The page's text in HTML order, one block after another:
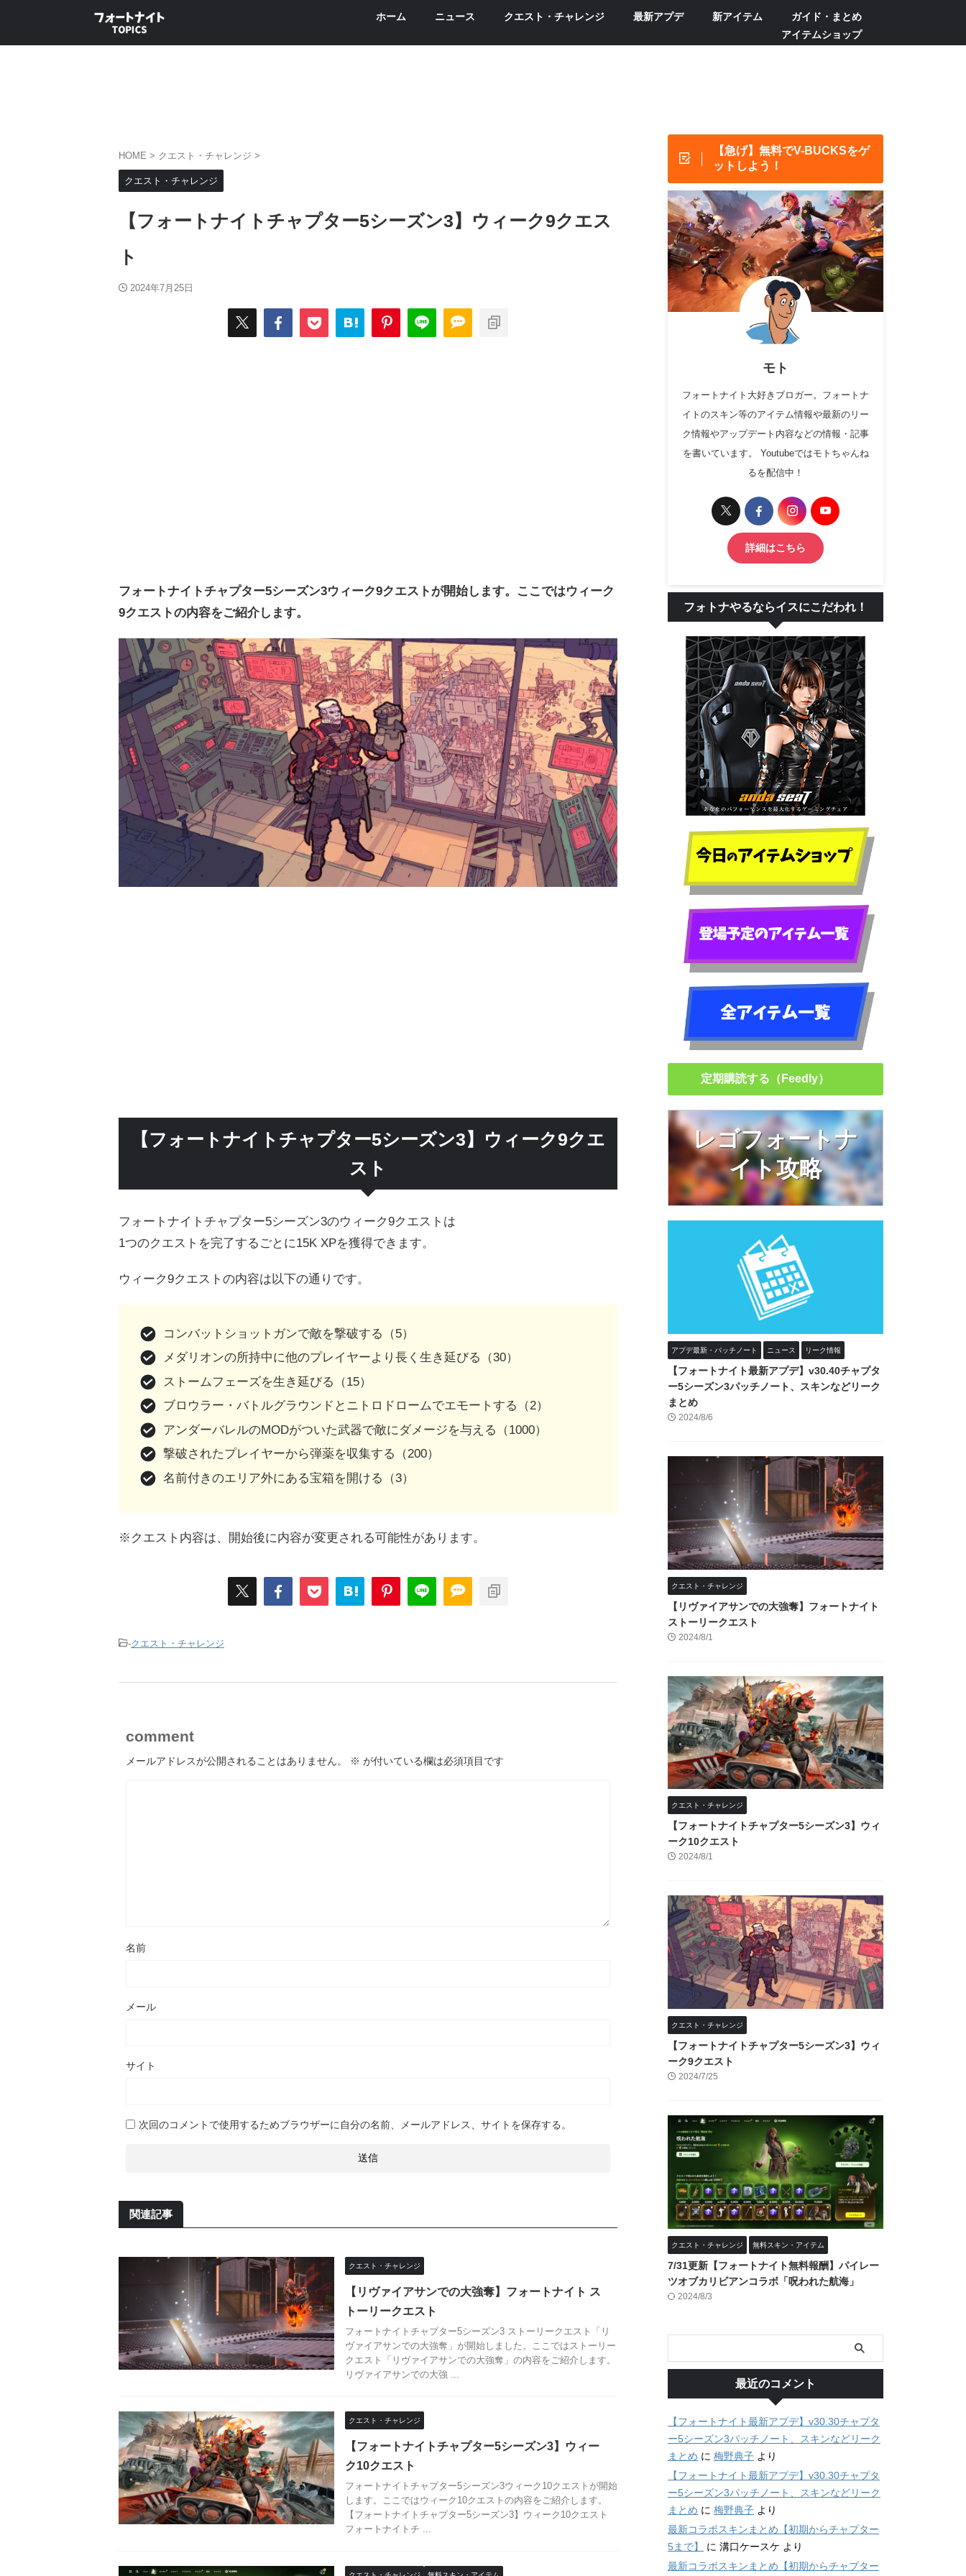
ホーム ニュース クエスト・チャレンジ 最新アプデ 新アイテム
ガイド・まとめ
アイテムショップ
HOME > クエスト・チャレンジ >
クエスト・チャレンジ
【フォートナイトチャプター5シーズン3】ウィーク9クエス
ト
2024年7月25日
フォートナイトチャプター5シーズン3ウィーク9クエストが開始します。ここではウィーク
9クエストの内容をご紹介します。
【フォートナイトチャプター5シーズン3】ウィーク9クエ
スト
フォートナイトチャプター5シーズン3のウィーク9クエストは
1つのクエストを完了するごとに15K XPを獲得できます。
ウィーク9クエストの内容は以下の通りです。
コンバットショットガンで敵を撃破する（5）
メダリオンの所持中に他のプレイヤーより長く生き延びる（30）
ストームフェーズを生き延びる（15）
ブロウラー・バトルグラウンドとニトロドロームでエモートする（2）
アンダーバレルのMODがついた武器で敵にダメージを与える（1000）
撃破されたプレイヤーから弾薬を収集する（200）
名前付きのエリア外にある宝箱を開ける（3）
※クエスト内容は、開始後に内容が変更される可能性があります。
-クエスト・チャレンジ
comment
メールアドレスが公開されることはありません。 ※ が付いている欄は必須項目です
名前
メール
サイト
次回のコメントで使用するためブラウザーに自分の名前、メールアドレス、サイトを保存する。
関連記事
クエスト・チャレンジ
【リヴァイアサンでの大強奪】フォートナイト ス
トーリークエスト
フォートナイトチャプター5シーズン3 ストーリークエスト「リ
ヴァイアサンでの大強奪」が開始しました。ここではストーリー
クエスト「リヴァイアサンでの大強奪」の内容をご紹介します。
リヴァイアサンでの大強 ...
クエスト・チャレンジ
【フォートナイトチャプター5シーズン3】ウィー
ク10クエスト
フォートナイトチャプター5シーズン3ウィーク10クエストが開始
します。ここではウィーク10クエストの内容をご紹介します。
【フォートナイトチャプター5シーズン3】ウィーク10クエスト
フォートナイトチ ...
【急げ】無料でV-BUCKSをゲ
ットしよう！
モト
フォートナイト大好きブロガー。フォートナ
イトのスキン等のアイテム情報や最新のリー
ク情報やアップデート内容などの情報・記事
を書いています。 Youtubeではモトちゃんね
るを配信中！
詳細はこちら
フォトナやるならイスにこだわれ！
定期購読する（Feedly）
レゴフォートナ
イト攻略
アプデ最新・パッチノート ニュース リーク情報
【フォートナイト最新アプデ】v30.40チャプタ
ー5シーズン3パッチノート、スキンなどリーク
まとめ
2024/8/6
クエスト・チャレンジ
【リヴァイアサンでの大強奪】フォートナイト
ストーリークエスト
2024/8/1
クエスト・チャレンジ
【フォートナイトチャプター5シーズン3】ウィ
ーク10クエスト
2024/8/1
クエスト・チャレンジ
【フォートナイトチャプター5シーズン3】ウィ
ーク9クエスト
2024/7/25
クエスト・チャレンジ 無料スキン・アイテム
7/31更新【フォートナイト無料報酬】パイレー
ツオブカリビアンコラボ「呪われた航海」
2024/8/3
最近のコメント
【フォートナイト最新アプデ】v30.30チャプタ
ー5シーズン3パッチノート、スキンなどリーク
まとめ に 梅野典子 より
【フォートナイト最新アプデ】v30.30チャプタ
ー5シーズン3パッチノート、スキンなどリーク
まとめ に 梅野典子 より
最新コラボスキンまとめ【初期からチャプター
5まで】
に 溝口ケースケ より
最新コラボスキンまとめ【初期からチャプター